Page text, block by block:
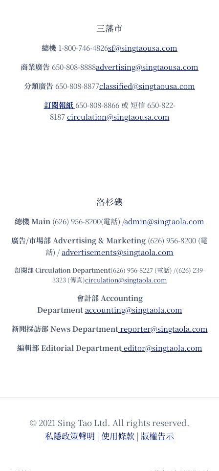
三藩市
總機 1-800-746-4826sf@singtaousa.com
商業廣告 650-808-8888advertising@singtaousa.com
分類廣告 650-808-8877classified@singtaousa.com
訂閱報紙 650-808-8866 或 短信 650-822-
8187circulation@singtaousa.com
洛杉磯
總機Main (626) 956-8200(電話) /admin@singtaola.com
廣告/市場部Advertising & Marketing (626) 956-8200 (電
話) /advertisements@singtaola.com
訂閱部 Circulation Department(626) 956-8227 (電話) /(626) 239-
3323 (傳真)circulation@singtaola.com
會計部 Accounting
Department accounting@singtaola.com
新聞採訪部 News Department reporter@singtaola.com
編輯部 Editorial Department editor@singtaola.com
© 2021 Sing Tao Ltd. All rights reserved.
私隱政策聲明 | 使⽤條款 | 版權告⽰